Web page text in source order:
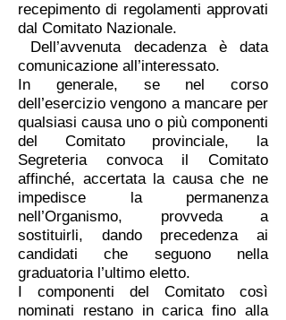
recepimento di regolamenti approvati
dal Comitato Nazionale.
Dell’avvenuta decadenza è data
comunicazione all’interessato.
In generale, se nel corso
dell’esercizio vengono a mancare per
qualsiasi causa uno o più componenti
del Comitato provinciale, la
Segreteria convoca il Comitato
affinché, accertata la causa che ne
impedisce la permanenza
nell’Organismo, provveda a
sostituirli, dando precedenza ai
candidati che seguono nella
graduatoria l’ultimo eletto.
I componenti del Comitato così
nominati restano in carica fino alla